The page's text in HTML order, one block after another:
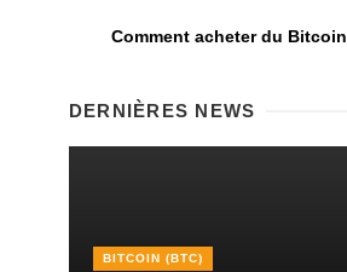
Comment acheter du Bitcoin
DERNIÈRES NEWS
BITCOIN (BTC)